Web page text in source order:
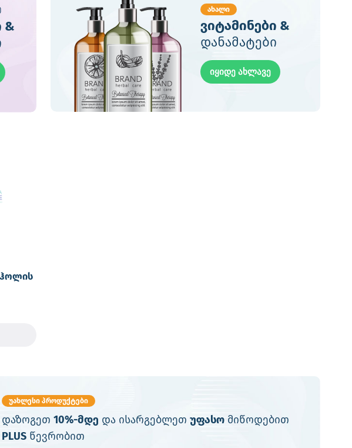
&
ახალი
ვიტამინები &
დანამატები
იყიდე ახლავე
უახლესი პროდუქტები
დაზოგეთ 10%-მდე და ისარგებლეთ უფასო მიწოდებით
PLUS წევრობით